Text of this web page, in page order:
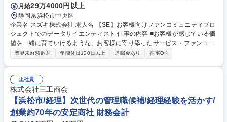
月給29万4000円以上
静岡県浜松市中央区
企業名 スズキ株式会社 求人名 【SE】お客様向けファンコミュニティプロ
ジェクトでのデータサイエンティスト 仕事の内容 ■お客様が感じている価
値を一緒に育ていけるような、お客様に寄り添ったサービス・ファンコミ
ュニティマーケティングを構築していくため、分析結果を企画側に提案
データのレポーティング（ダッシュボード構築）■データサイエンティス
トへのコーチング ■他のチームメンバーと緊密な連携 ■開発ドキュメント
の作成 ■AI/機械学習を活用した業務改善 ■最新IT技術、技術トレンドの吸
収・導入 募集職種 【SE】お客様向けファンコミュニティプロジェクトで
のデータサイエンティスト
業界未経験歓迎 年間休日120日以上 退職金あり 在宅OK
正社員
株式会社三工商会
【浜松市/経理】次世代の管理職候補/経理経験を活かす/
創業約70年の安定商社 財務会計